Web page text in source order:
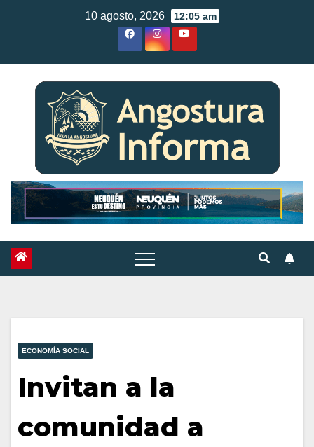
10 agosto, 2026 12:05 am
ECONOMÍA SOCIAL
Invitan a la
comunidad a